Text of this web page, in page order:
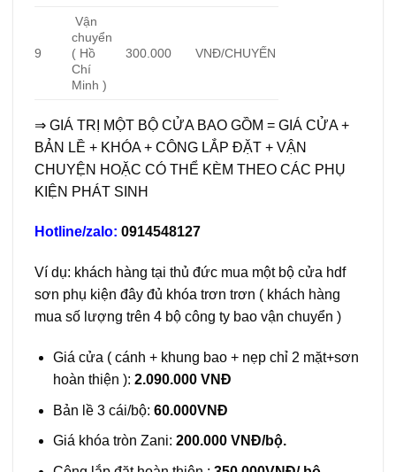
9
Vận
chuyển
( Hồ
Chí
Minh )
300.000 VNĐ/CHUYẾN
⇒ GIÁ TRỊ MỘT BỘ CỬA BAO GỒM = GIÁ CỬA +
BẢN LỀ + KHÓA + CÔNG LẮP ĐẶT + VẬN
CHUYỆN HOẶC CÓ THỂ KÈM THEO CÁC PHỤ
KIỆN PHÁT SINH
Hotline/zalo: 0914548127
Ví dụ: khách hàng tại thủ đức mua một bộ cửa hdf
sơn phụ kiện đây đủ khóa trơn trơn ( khách hàng
mua số lượng trên 4 bộ công ty bao vận chuyển )
Giá cửa ( cánh + khung bao + nẹp chỉ 2 mặt+sơn
hoàn thiện ): 2.090.000 VNĐ
Bản lề 3 cái/bộ: 60.000VNĐ
Giá khóa tròn Zani: 200.000 VNĐ/bộ.